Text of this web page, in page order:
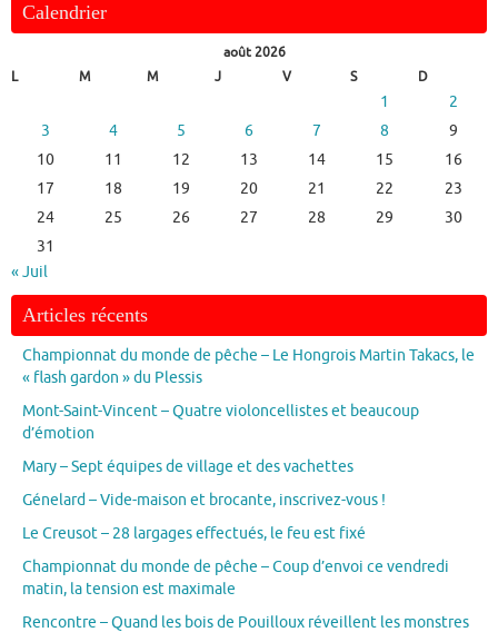
Calendrier
août 2026
L
M M J V S D
1
2
3
4 5 6 7 8
9
10
11 12 13 14 15
16
17
18 19 20 21 22
23
24
25 26 27 28 29
30
31
« Juil
Articles récents
Championnat du monde de pêche – Le Hongrois Martin Takacs, le
« flash gardon » du Plessis
Mont-Saint-Vincent – Quatre violoncellistes et beaucoup
d’émotion
Mary – Sept équipes de village et des vachettes
Génelard – Vide-maison et brocante, inscrivez-vous !
Le Creusot – 28 largages effectués, le feu est fixé
Championnat du monde de pêche – Coup d’envoi ce vendredi
matin, la tension est maximale
Rencontre – Quand les bois de Pouilloux réveillent les monstres